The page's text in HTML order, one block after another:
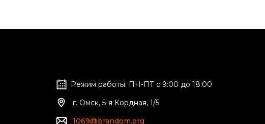
Режим работы: ПН-ПТ с 9:00 до 18:00
1069@brandom.org
г. Омск, ​5-я Кордная, 1/5